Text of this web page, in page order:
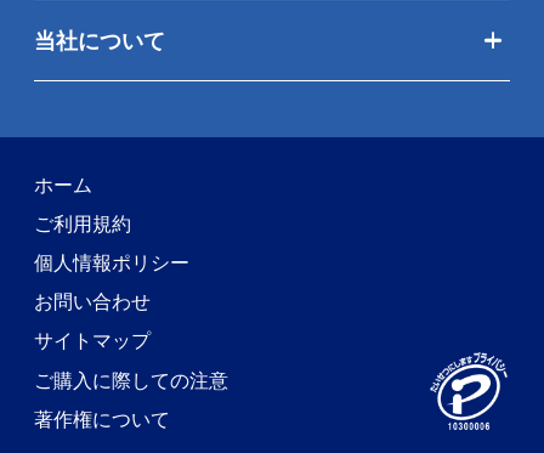
当社について
ホーム
ご利用規約
個人情報ポリシー
お問い合わせ
サイトマップ
ご購入に際しての注意
著作権について